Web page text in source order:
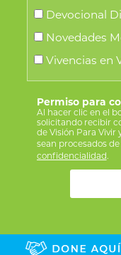
Devocional
Novedades
Vivencias en
Permiso para
Al hacer clic en el
solicitando recibir
de Visión Para Vivir
sean procesados
confidencialidad.